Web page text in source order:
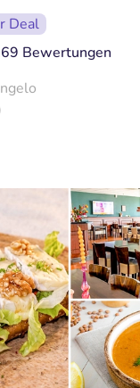
Deal
Bewertungen